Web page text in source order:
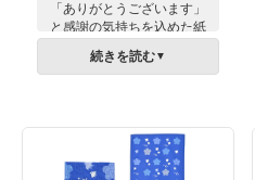
「ありがとうございます」
と感謝の気持ちを込めた紙
帯が特徴で、お世話になっ
た方にお渡しするのにぴっ
続きを読む▼